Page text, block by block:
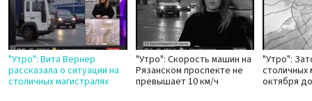
"Утро": Вита Вернер
рассказала о ситуации на
столичных магистралях
"Утро": Скорость машин на
Рязанском проспекте не
превышает 10 км/ч
"Утро":
столичных
октября